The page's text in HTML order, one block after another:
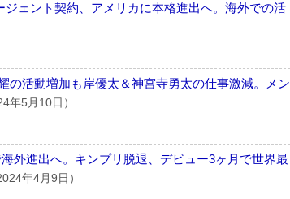
ェント契約、アメリカに本格進出へ。海外での活
の活動増加も岸優太＆神宮寺勇太の仕事激減。メン
年5月10日）
外進出へ。キンプリ脱退、デビュー3ヶ月で世界最
年4月9日）